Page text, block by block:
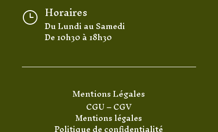
} Horaires
Du Lundi au Samedi
De 10h30 à 18h30
Mentions Légales
CGU–CGV
Mentions légales